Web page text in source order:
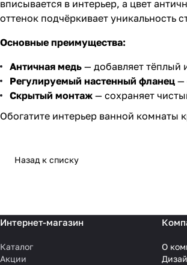
вписывается в интерьер, а цвет
оттенок подчёркивает уникальность
Основные преимущества:
Античная медь — добавляет тёплый
Регулируемый настенный фланец —
Скрытый монтаж — сохраняет
Обогатите интерьер ванной комнаты
Назад к списку
Интернет-магазин
Каталог
Акции
О